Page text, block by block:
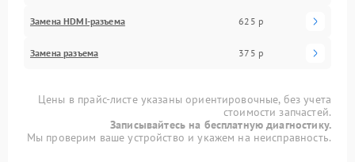
Замена HDMI-разъема 625 р
Замена разъема 375 р
Цены в прайс-листе указаны ориентировочные, без учета
стоимости запчастей.
Записывайтесь на бесплатную диагностику.
Мы проверим ваше устройство и укажем на неисправность.